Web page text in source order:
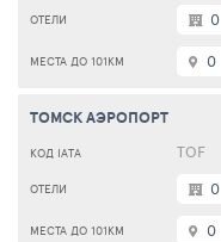
0
0
ТОМСК АЭРОПОРТ
TOF
0
0